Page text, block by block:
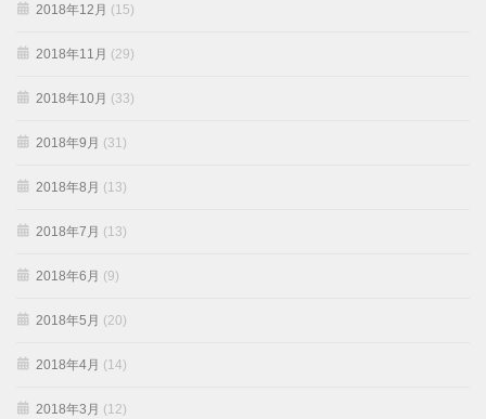
2018年12月 (15)
2018年11月 (29)
2018年10月 (33)
2018年9月 (31)
2018年8月 (13)
2018年7月 (13)
2018年6月 (9)
2018年5月 (20)
2018年4月 (14)
2018年3月 (12)